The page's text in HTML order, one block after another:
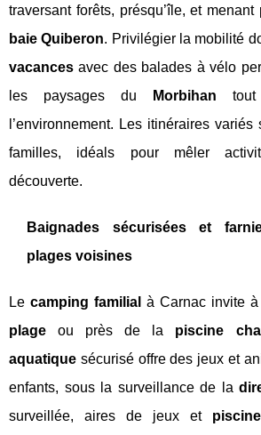
traversant forêts, présqu’île, et
baie Quiberon. Privilégier la mobilité
vacances avec des balades à vélo
les paysages du
Morbihan tout
l’environnement. Les itinéraires
familles, idéals pour mêler
découverte.
Baignades sécurisées et
plages voisines
Le camping familial à Carnac invite
plage ou près de la piscine
aquatique sécurisé offre des jeux et
enfants, sous la surveillance de la
surveillée, aires de jeux et